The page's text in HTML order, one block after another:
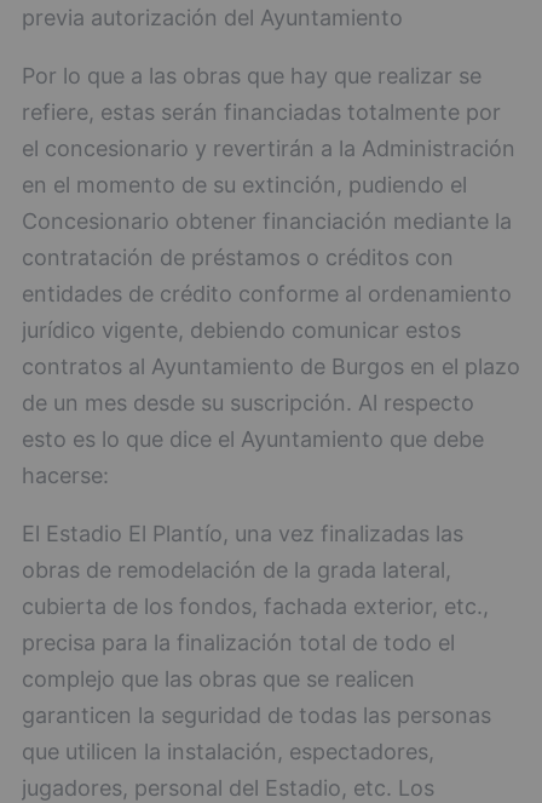
previa autorización del Ayuntamiento
Por lo que a las obras que hay que realizar se
refiere, estas serán financiadas totalmente por
el concesionario y revertirán a la Administración
en el momento de su extinción, pudiendo el
Concesionario obtener financiación mediante la
contratación de préstamos o créditos con
entidades de crédito conforme al ordenamiento
jurídico vigente, debiendo comunicar estos
contratos al Ayuntamiento de Burgos en el plazo
de un mes desde su suscripción. Al respecto
esto es lo que dice el Ayuntamiento que debe
hacerse:
El Estadio El Plantío, una vez finalizadas las
obras de remodelación de la grada lateral,
cubierta de los fondos, fachada exterior, etc.,
precisa para la finalización total de todo el
complejo que las obras que se realicen
garanticen la seguridad de todas las personas
que utilicen la instalación, espectadores,
jugadores, personal del Estadio, etc. Los